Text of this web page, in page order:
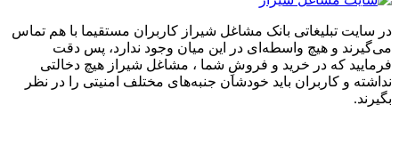
در سایت تبلیغاتی بانک مشاغل شیراز کاربران مستقیما با هم تماس
می‌گیرند و هیچ واسطه‌ای در این میان وجود ندارد، پس دقت
فرمایید که در خرید و فروشِ شما ، مشاغل شیراز هیچ دخالتی
نداشته و کاربران باید خودشان جنبه‌های مختلف امنیتی را در نظر
بگیرند.